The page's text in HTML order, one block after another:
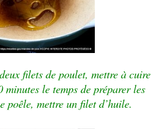
filets de poulet, mettre à cuire
minutes le temps de préparer les
poêle, mettre un filet d’huile.